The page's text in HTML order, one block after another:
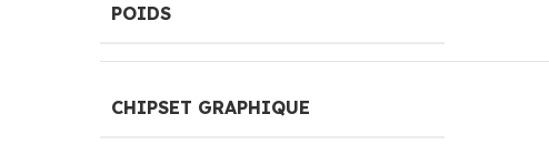
POIDS
CHIPSET GRAPHIQUE